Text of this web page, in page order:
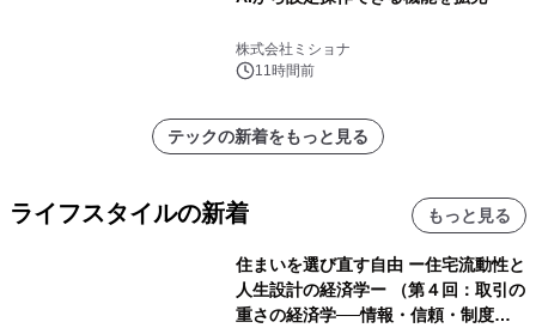
株式会社ミショナ
11時間前
テックの新着をもっと見る
ライフスタイルの新着 もっと見る
住まいを選び直す自由 ー住宅流動性と
人生設計の経済学ー （第４回：取引の
重さの経済学──情報・信頼・制度を